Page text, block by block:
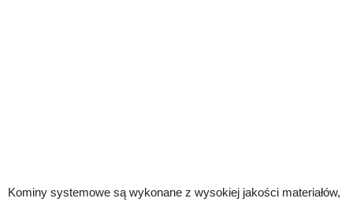
Kominy systemowe są wykonane z wysokiej jakości materiałów,